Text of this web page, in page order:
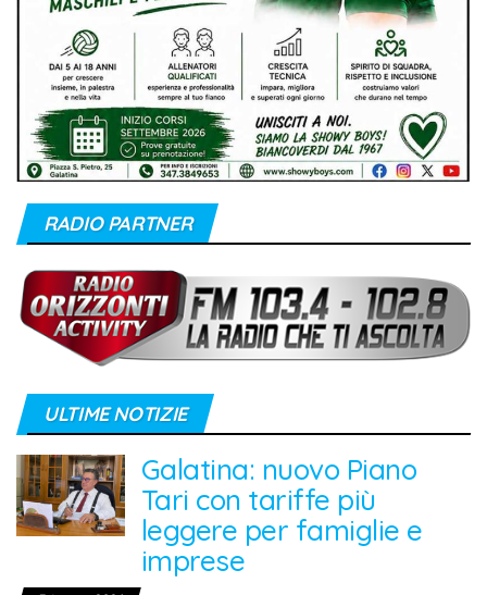
RADIO PARTNER
ULTIME NOTIZIE
Galatina: nuovo Piano
Tari con tariffe più
leggere per famiglie e
imprese